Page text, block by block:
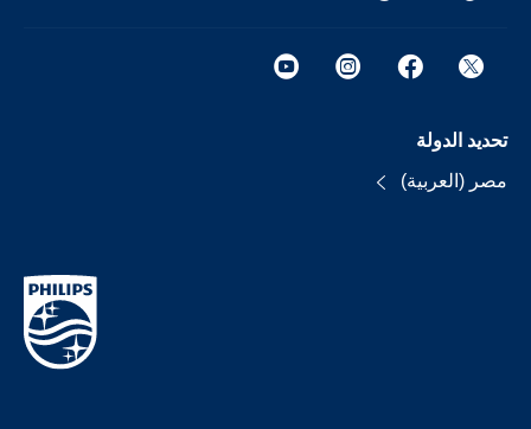
تحديد الدولة
مصر (العربية)